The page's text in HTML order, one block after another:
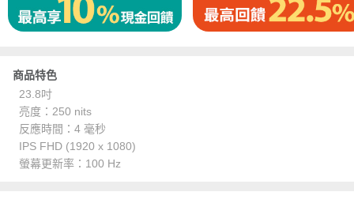
商品特色
23.8吋
亮度：250 nits
反應時間：4 毫秒
IPS FHD (1920 x 1080)
螢幕更新率：100 Hz